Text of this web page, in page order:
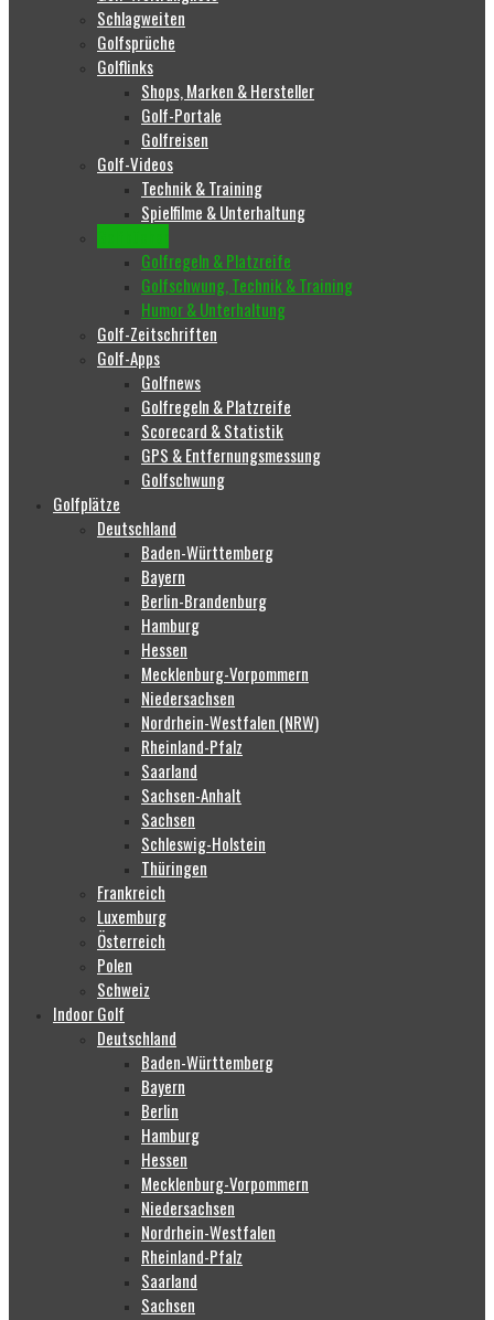
Schlagweiten
Golfsprüche
Golflinks
Shops, Marken & Hersteller
Golf-Portale
Golfreisen
Golf-Videos
Technik & Training
Spielfilme & Unterhaltung
Golfregeln & Platzreife
Golfschwung, Technik & Training
Humor & Unterhaltung
Golf-Zeitschriften
Golf-Apps
Golfnews
Golfregeln & Platzreife
Scorecard & Statistik
GPS & Entfernungsmessung
Golfschwung
Golfplätze
Deutschland
Baden-Württemberg
Bayern
Berlin-Brandenburg
Hamburg
Hessen
Mecklenburg-Vorpommern
Niedersachsen
Nordrhein-Westfalen (NRW)
Rheinland-Pfalz
Saarland
Sachsen-Anhalt
Sachsen
Schleswig-Holstein
Thüringen
Frankreich
Luxemburg
Österreich
Polen
Schweiz
Indoor Golf
Deutschland
Baden-Württemberg
Bayern
Berlin
Hamburg
Hessen
Mecklenburg-Vorpommern
Niedersachsen
Nordrhein-Westfalen
Rheinland-Pfalz
Saarland
Sachsen